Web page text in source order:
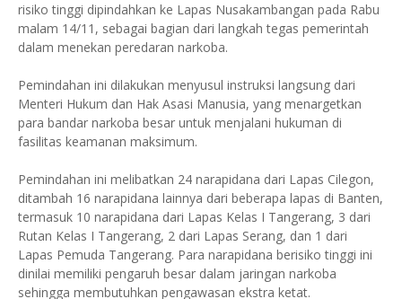
risiko tinggi dipindahkan ke Lapas Nusakambangan pada Rabu
malam 14/11, sebagai bagian dari langkah tegas pemerintah
dalam menekan peredaran narkoba.
Pemindahan ini dilakukan menyusul instruksi langsung dari
Menteri Hukum dan Hak Asasi Manusia, yang menargetkan
para bandar narkoba besar untuk menjalani hukuman di
fasilitas keamanan maksimum.
Pemindahan ini melibatkan 24 narapidana dari Lapas Cilegon,
ditambah 16 narapidana lainnya dari beberapa lapas di Banten,
termasuk 10 narapidana dari Lapas Kelas I Tangerang, 3 dari
Rutan Kelas I Tangerang, 2 dari Lapas Serang, dan 1 dari
Lapas Pemuda Tangerang. Para narapidana berisiko tinggi ini
dinilai memiliki pengaruh besar dalam jaringan narkoba
sehingga membutuhkan pengawasan ekstra ketat.